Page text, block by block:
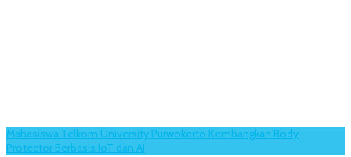
Mahasiswa Telkom University Purwokerto Kembangkan Body
Protector Berbasis IoT dan AI